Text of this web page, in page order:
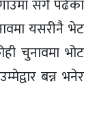
संगै पढेका
यसरीनै भेट
चुनावमा भोट
बन्न भनेर